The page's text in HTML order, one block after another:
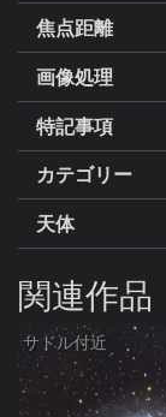
焦点距離
画像処理
特記事項
カテゴリー
天体
関連作品
サドル付近